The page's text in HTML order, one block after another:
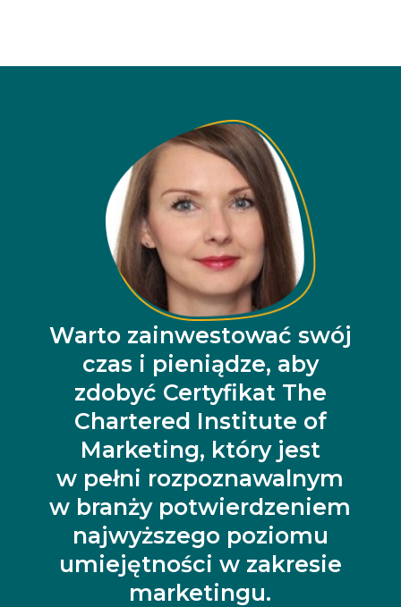
Warto zainwestować swój
czas i pieniądze, aby
zdobyć Certyfikat The
Chartered Institute of
Marketing, który jest
w pełni rozpoznawalnym
w branży potwierdzeniem
najwyższego poziomu
umiejętności w zakresie
marketingu.